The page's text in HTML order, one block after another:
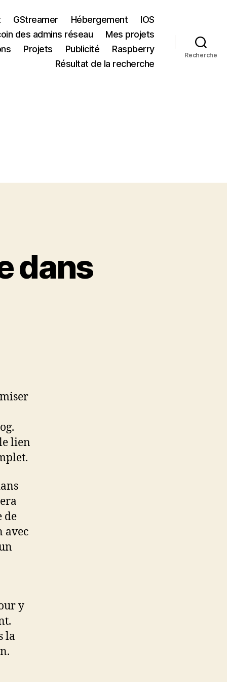
GStreamer Hébergement
IOS
des admins réseau
Mes projets
Projets Publicité
Raspberry
Résultat de la recherche
Recherche
dans
lien
de
avec
y
la